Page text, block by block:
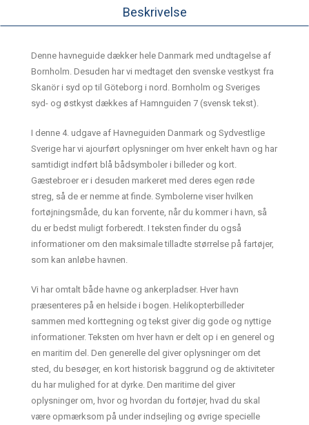
Beskrivelse
Denne havneguide dækker hele Danmark med undtagelse af
Bornholm. Desuden har vi medtaget den svenske vestkyst fra
Skanör i syd op til Göteborg i nord. Bornholm og Sveriges
syd- og østkyst dækkes af Hamnguiden 7 (svensk tekst).
I denne 4. udgave af Havneguiden Danmark og Sydvestlige
Sverige har vi ajourført oplysninger om hver enkelt havn og har
samtidigt indført blå bådsymboler i billeder og kort.
Gæstebroer er i desuden markeret med deres egen røde
streg, så de er nemme at finde. Symbolerne viser hvilken
fortøjningsmåde, du kan forvente, når du kommer i havn, så
du er bedst muligt forberedt. I teksten finder du også
informationer om den maksimale tilladte størrelse på fartøjer,
som kan anløbe havnen.
Vi har omtalt både havne og ankerpladser. Hver havn
præsenteres på en helside i bogen. Helikopterbilleder
sammen med korttegning og tekst giver dig gode og nyttige
informationer. Teksten om hver havn er delt op i en generel og
en maritim del. Den generelle del giver oplysninger om det
sted, du besøger, en kort historisk baggrund og de aktiviteter
du har mulighed for at dyrke. Den maritime del giver
oplysninger om, hvor og hvordan du fortøjer, hvad du skal
være opmærksom på under indsejling og øvrige specielle